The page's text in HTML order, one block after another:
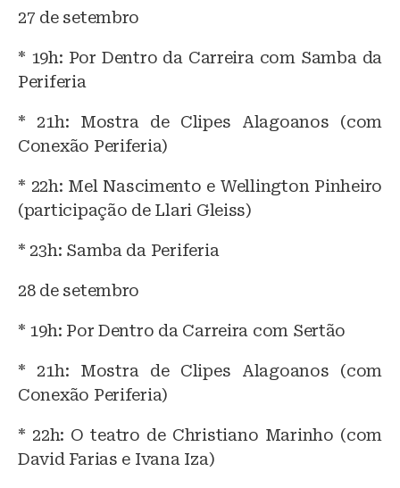
27 de setembro
* 19h: Por Dentro da Carreira com Samba da
Periferia
* 21h: Mostra de Clipes Alagoanos (com
Conexão Periferia)
* 22h: Mel Nascimento e Wellington Pinheiro
(participação de Llari Gleiss)
* 23h: Samba da Periferia
28 de setembro
* 19h: Por Dentro da Carreira com Sertão
* 21h: Mostra de Clipes Alagoanos (com
Conexão Periferia)
* 22h: O teatro de Christiano Marinho (com
David Farias e Ivana Iza)